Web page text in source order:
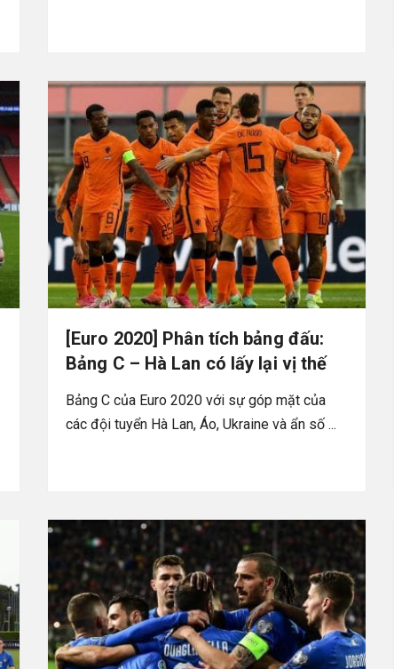
[Euro 2020] Phân tích bảng đấu:
Bảng C – Hà Lan có lấy lại vị thế
Bảng C của Euro 2020 với sự góp mặt của
các đội tuyển Hà Lan, Áo, Ukraine và ẩn số ...